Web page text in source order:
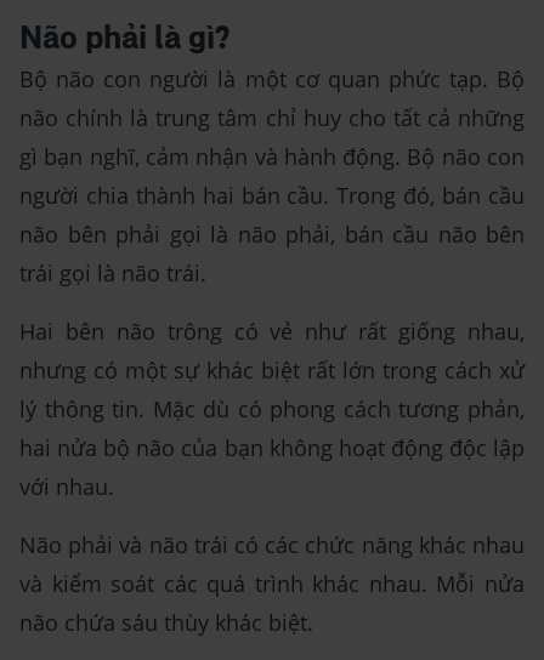
Não phải là gì?
Bộ não con người là một cơ quan phức tạp. Bộ
não chính là trung tâm chỉ huy cho tất cả những
gì bạn nghĩ, cảm nhận và hành động. Bộ não con
người chia thành hai bán cầu. Trong đó, bán cầu
não bên phải gọi là não phải, bán cầu não bên
trái gọi là não trái.
Hai bên não trông có vẻ như rất giống nhau,
nhưng có một sự khác biệt rất lớn trong cách xử
lý thông tin. Mặc dù có phong cách tương phản,
hai nửa bộ não của bạn không hoạt động độc lập
với nhau.
Não phải và não trái có các chức năng khác nhau
và kiểm soát các quá trình khác nhau. Mỗi nửa
não chứa sáu thùy khác biệt.